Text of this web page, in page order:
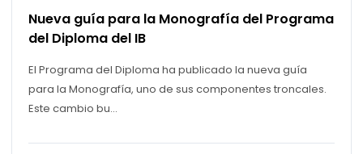
Nueva guía para la Monografía del Programa
del Diploma del IB
El Programa del Diploma ha publicado la nueva guía
para la Monografía, uno de sus componentes troncales.
Este cambio bu...